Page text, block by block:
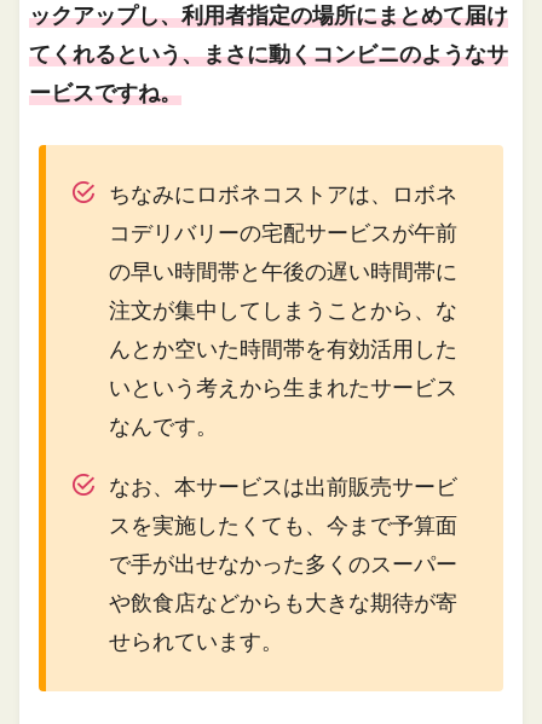
ックアップし、利用者指定の場所にまとめて届け
てくれるという、まさに動くコンビニのようなサ
ービスですね。
ちなみにロボネコストアは、ロボネ
コデリバリーの宅配サービスが午前
の早い時間帯と午後の遅い時間帯に
注文が集中してしまうことから、な
んとか空いた時間帯を有効活用した
いという考えから生まれたサービス
なんです。
なお、本サービスは出前販売サービ
スを実施したくても、今まで予算面
で手が出せなかった多くのスーパー
や飲食店などからも大きな期待が寄
せられています。